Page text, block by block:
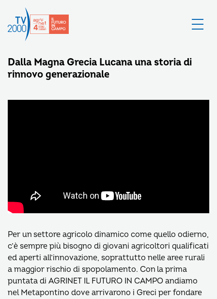
Dalla Magna Grecia Lucana una storia di
rinnovo generazionale
Per un settore agricolo dinamico come quello odierno,
c’è sempre più bisogno di giovani agricoltori qualificati
ed aperti all’innovazione, soprattutto nelle aree rurali
a maggior rischio di spopolamento. Con la prima
puntata di AGRINET IL FUTURO IN CAMPO andiamo
nel Metapontino dove arrivarono i Greci per fondare